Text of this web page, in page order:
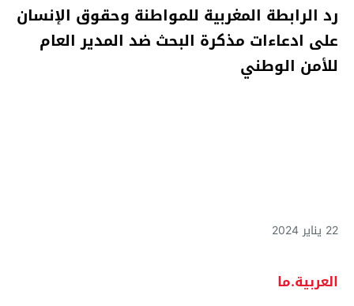
رد الرابطة المغربية للمواطنة وحقوق الإنسان
على ادعاءات مذكرة البحث ضد المدير العام
للأمن الوطني
22 يناير 2024
العربية.ما